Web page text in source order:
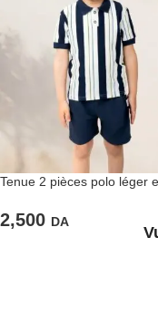
Tenue 2 pièces polo léger
2,500 DA